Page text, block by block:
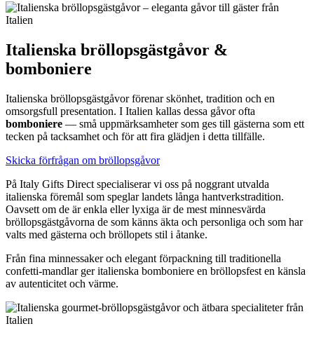
Italienska bröllopsgästgåvor &
bomboniere
Italienska bröllopsgästgåvor förenar skönhet, tradition och en
omsorgsfull presentation. I Italien kallas dessa gåvor ofta
bomboniere — små uppmärksamheter som ges till gästerna som ett
tecken på tacksamhet och för att fira glädjen i detta tillfälle.
Skicka förfrågan om bröllopsgåvor
På Italy Gifts Direct specialiserar vi oss på noggrant utvalda
italienska föremål som speglar landets långa hantverkstradition.
Oavsett om de är enkla eller lyxiga är de mest minnesvärda
bröllopsgästgåvorna de som känns äkta och personliga och som har
valts med gästerna och bröllopets stil i åtanke.
Från fina minnessaker och elegant förpackning till traditionella
confetti-mandlar ger italienska bomboniere en bröllopsfest en känsla
av autenticitet och värme.